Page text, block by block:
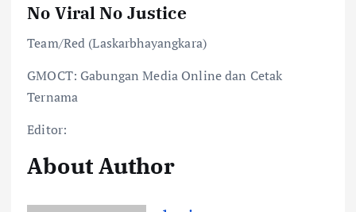
No Viral No Justice
Team/Red (Laskarbhayangkara)
GMOCT: Gabungan Media Online dan Cetak
Ternama
Editor:
About Author